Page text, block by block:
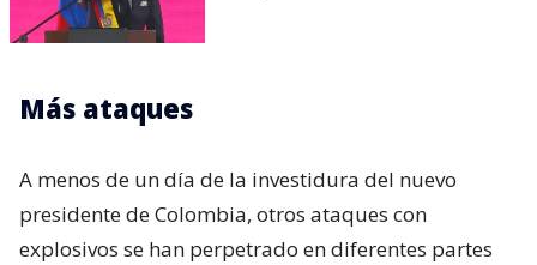
Más ataques
A menos de un día de la investidura del nuevo
presidente de Colombia, otros ataques con
explosivos se han perpetrado en diferentes partes